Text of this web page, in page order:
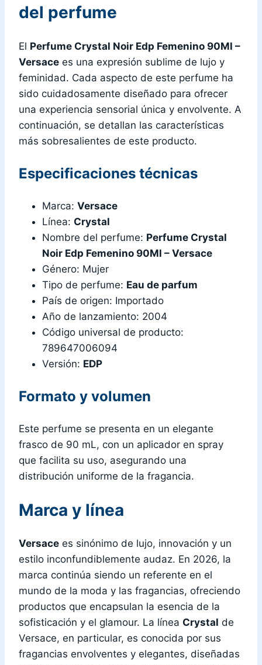
del perfume
El Perfume Crystal Noir Edp Femenino 90Ml –
Versace es una expresión sublime de lujo y
feminidad. Cada aspecto de este perfume ha
sido cuidadosamente diseñado para ofrecer
una experiencia sensorial única y envolvente. A
continuación, se detallan las características
más sobresalientes de este producto.
Especificaciones técnicas
Marca: Versace
Línea: Crystal
Nombre del perfume: Perfume Crystal
Noir Edp Femenino 90Ml – Versace
Género: Mujer
Tipo de perfume: Eau de parfum
País de origen: Importado
Año de lanzamiento: 2004
Código universal de producto:
789647006094
Versión: EDP
Formato y volumen
Este perfume se presenta en un elegante
frasco de 90 mL, con un aplicador en spray
que facilita su uso, asegurando una
distribución uniforme de la fragancia.
Marca y línea
Versace es sinónimo de lujo, innovación y un
estilo inconfundiblemente audaz. En 2026, la
marca continúa siendo un referente en el
mundo de la moda y las fragancias, ofreciendo
productos que encapsulan la esencia de la
sofisticación y el glamour. La línea Crystal de
Versace, en particular, es conocida por sus
fragancias envolventes y elegantes, diseñadas